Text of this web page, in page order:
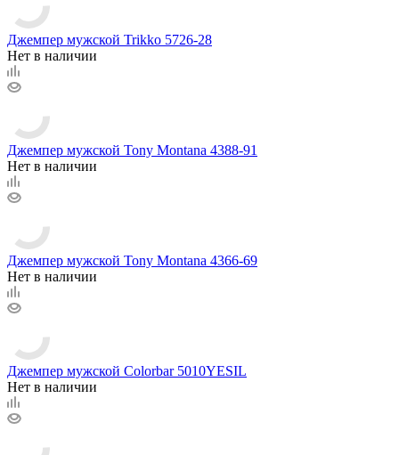
Джемпер мужской Trikko 5726-28
Нет в наличии
Джемпер мужской Tony Montana 4388-91
Нет в наличии
Джемпер мужской Tony Montana 4366-69
Нет в наличии
Джемпер мужской Colorbar 5010YESIL
Нет в наличии